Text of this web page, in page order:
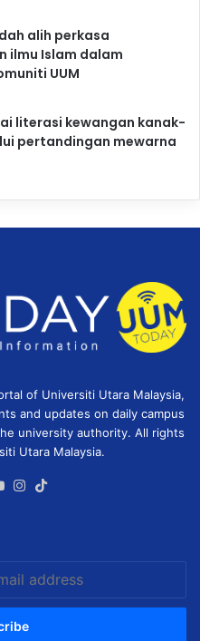
alih perkasa
ilmu Islam dalam
UUM
literasi kewangan kanak-
pertandingan mewarna
of Universiti Utara Malaysia,
and updates on daily campus
university authority. All rights
Utara Malaysia.
YouTubeInstagram